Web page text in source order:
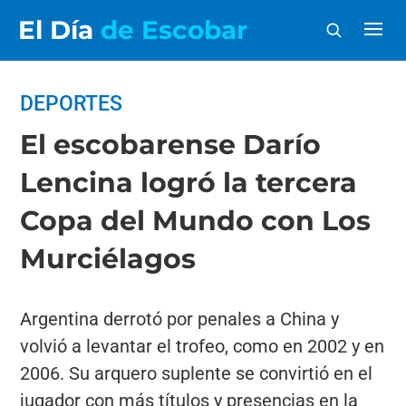
El Día de Escobar
DEPORTES
El escobarense Darío
Lencina logró la tercera
Copa del Mundo con Los
Murciélagos
Argentina derrotó por penales a China y
volvió a levantar el trofeo, como en 2002 y en
2006. Su arquero suplente se convirtió en el
jugador con más títulos y presencias en la